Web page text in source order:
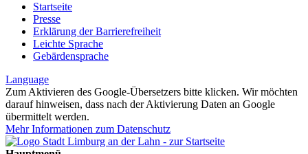
Startseite
Presse
Erklärung der Barrierefreiheit
Leichte Sprache
Gebärdensprache
Language
Zum Aktivieren des Google-Übersetzers bitte klicken. Wir möchten
darauf hinweisen, dass nach der Aktivierung Daten an Google
übermittelt werden.
Mehr Informationen zum Datenschutz